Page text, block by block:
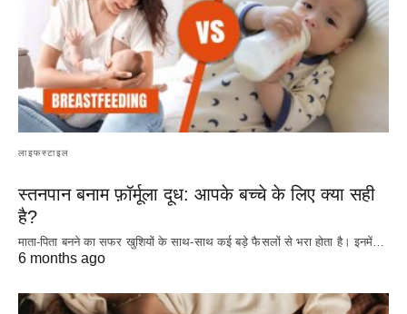
लाइफस्टाइल
स्तनपान बनाम फ़ॉर्मूला दूध: आपके बच्चे के लिए क्या सही
है?
माता-पिता बनने का सफर खुशियों के साथ-साथ कई बड़े फैसलों से भरा होता है। इनमें…
6 months ago